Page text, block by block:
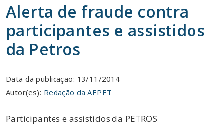
Alerta de fraude contra
participantes e assistidos
da Petros
Data da publicação: 13/11/2014
Autor(es): Redação da AEPET
Participantes e assistidos da PETROS